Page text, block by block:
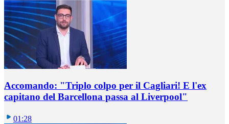
Accomando: "Triplo colpo per il Cagliari! E l'ex
capitano del Barcellona passa al Liverpool"
01:28